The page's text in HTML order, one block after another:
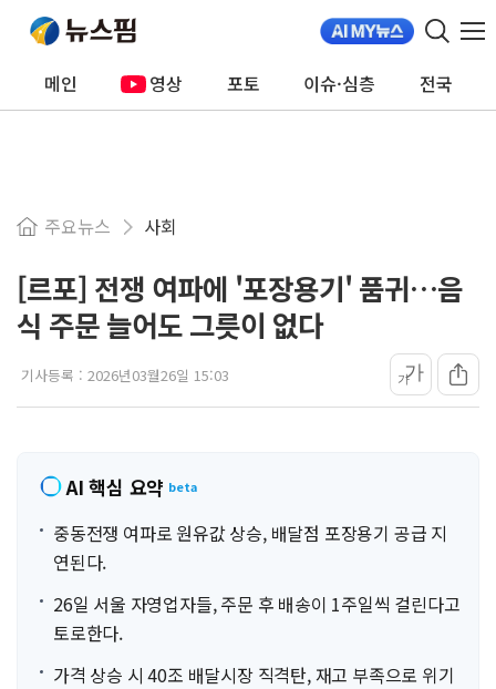
메인 영상 포토 이슈·심층 전국
주요뉴스 사회
[르포] 전쟁 여파에 '포장용기' 품귀…음
식 주문 늘어도 그릇이 없다
기사등록 : 2026년03월26일 15:03 가가
AI 핵심 요약 beta
중동전쟁 여파로 원유값 상승, 배달점 포장용기 공급 지
연된다.
26일 서울 자영업자들, 주문 후 배송이 1주일씩 걸린다고
토로한다.
가격 상승 시 40조 배달시장 직격탄, 재고 부족으로 위기